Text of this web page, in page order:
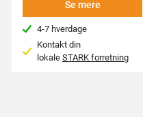
Se mere
4-7 hverdage
Kontakt din
lokale STARK forretning